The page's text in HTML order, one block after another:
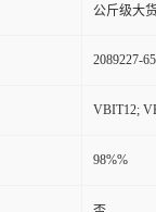
公斤级大
2089227-
VBIT12;
98%%